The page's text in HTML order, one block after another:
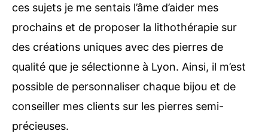
ces sujets je me sentais l’âme d’aider mes
prochains et de proposer la lithothérapie sur
des créations uniques avec des pierres de
qualité que je sélectionne à Lyon. Ainsi, il m’est
possible de personnaliser chaque bijou et de
conseiller mes clients sur les pierres semi-
précieuses.